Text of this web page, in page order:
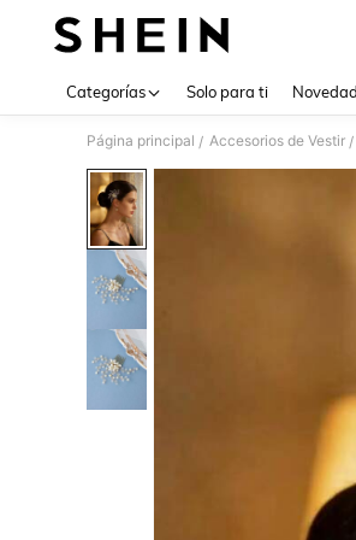
Categorías Solo para ti
Página principal / Accesorios de Vestir /